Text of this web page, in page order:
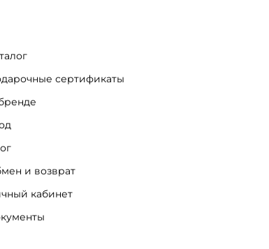
сертификаты
и возврат
кабинет